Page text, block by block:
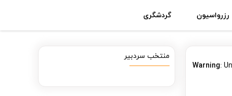
رزرواسیون گردشگری
Warning:
منتخب سردبیر